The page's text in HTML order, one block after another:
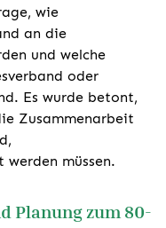
wie
an die
und welche
oder
Es wurde betont,
Zusammenarbeit
müssen.
Planung zum 80-